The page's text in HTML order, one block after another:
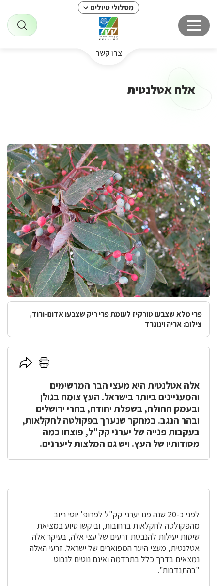
מסלולי טיולים
צרו קשר
אלה אטלנטית
פרי מלא שצבעו טורקיז לעומת פרי ריק שצבעו אדום-ורוד,
צילום: אריה וינוגרד
לחץ
להדפסה
לחץ
אלה אטלנטית היא מעצי הבר המרשימים
והמעניינים ביותר בישראל. העץ צומח בגולן
ובעמק החולה, בשפלת יהודה, בהרי ירושלים
ובהר הנגב. במחקר שנערך בפקולטה לחקלאות,
בעקבות פנייה של יערני קק"ל, פוצחו כמה
מסודותיו של העץ. ויש גם המלצות ליערנים.
לפני כ-20 שנה פנו יערני קק"ל לפרופ' יוסי ריוב
מהפקולטה לחקלאות ברחובות, וביקשו סיוע במציאת
שיטות יעילות להנבטת זרעים של עצי אלה, בעיקר אלה
אטלנטית, מעצי היער המפוארים של ישראל. זרעי האלה
נמצאים בדרך כלל בתרדמה ואינם נוטים לנבוט
"בהתנדבות".